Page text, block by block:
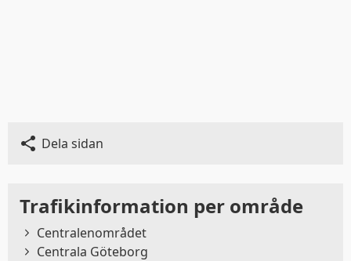
Dela sidan
Trafikinformation per område
Centralenområdet
Centrala Göteborg